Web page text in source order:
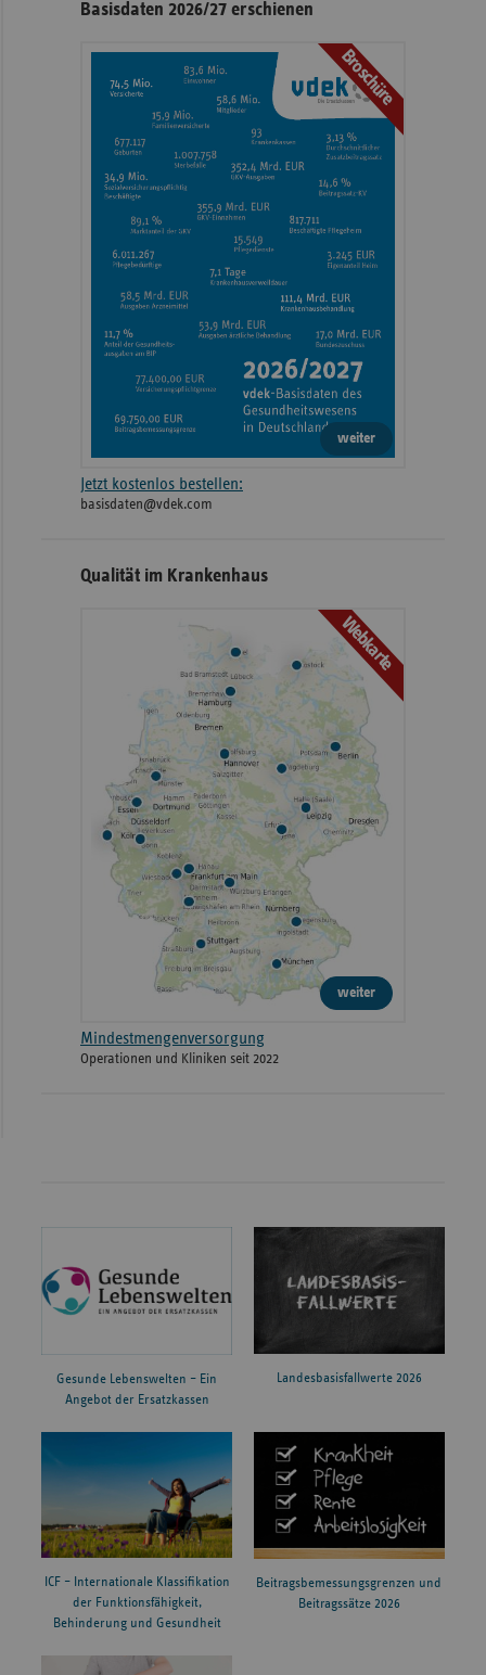
Basisdaten 2026/27 erschienen
Broschüre
weiter
Jetzt kostenlos bestellen:
basisdaten@vdek.com
Qualität im Krankenhaus
Webkarte
weiter
Mindestmengenversorgung
Operationen und Kliniken seit 2022
Gesunde Lebenswelten – Ein
Angebot der Ersatzkassen
Landesbasisfallwerte 2026
ICF – Internationale Klassifikation
der Funktionsfähigkeit,
Behinderung und Gesundheit
Beitragsbemessungsgrenzen und
Beitragssätze 2026